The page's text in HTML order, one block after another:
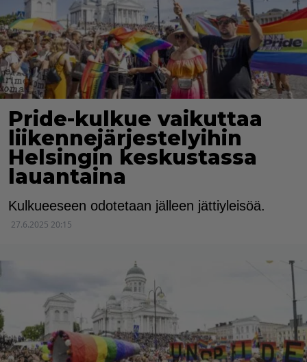
Pride-kulkue vaikuttaa
liikennejärjestelyihin
Helsingin keskustassa
lauantaina
Kulkueeseen odotetaan jälleen jättiyleisöä.
27.6.2025 20:15